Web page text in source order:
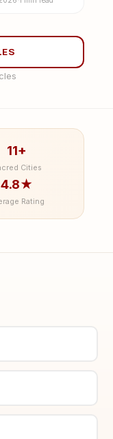
11+
Cities
4.8★
Rating